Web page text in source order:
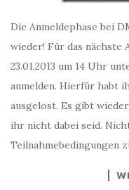
Die Anmeldephase bei
wieder! Für das nächste
23.01.2013 um 14 Uhr
anmelden. Hierfür habt
ausgelost. Es gibt
ihr nicht dabei seid.
Teilnahmebedingungen